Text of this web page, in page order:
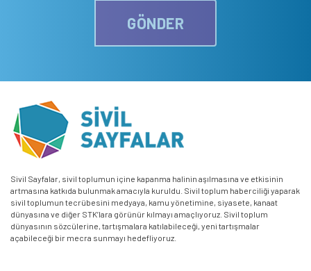
GÖNDER
Sivil Sayfalar, sivil toplumun içine kapanma halinin aşılmasına ve etkisinin
artmasına katkıda bulunmak amacıyla kuruldu. Sivil toplum haberciliği yaparak
sivil toplumun tecrübesini medyaya, kamu yönetimine, siyasete, kanaat
dünyasına ve diğer STK’lara görünür kılmayı amaçlıyoruz. Sivil toplum
dünyasının sözcülerine, tartışmalara katılabileceği, yeni tartışmalar
açabileceği bir mecra sunmayı hedefliyoruz.